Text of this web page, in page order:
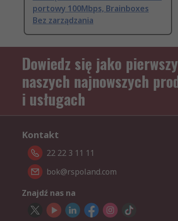
portowy 100Mbps, Brainboxes
Bez zarządzania
Dowiedz się jako
naszych najnowszych
i usługach
Kontakt
22 22 3 11 11
bok@rspoland.com
Znajdź nas na